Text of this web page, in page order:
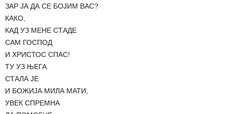
ЗАР ЈА ДА СЕ БОЈИМ ВАС?
КАКО,
КАД УЗ МЕНЕ СТАДЕ
САМ ГОСПОД
И ХРИСТОС СПАС!
ТУ УЗ ЊЕГА
СТАЛА ЈЕ
И БОЖИЈА МИЛА МАТИ,
УВЕК СПРЕМНА